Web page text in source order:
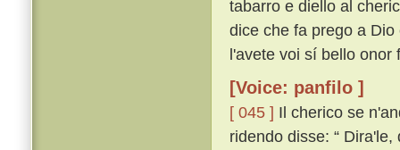
tabarro e diello al
dice che fa prego a
l'avete voi sí bello onor
[Voice: panfilo ]
[ 045 ] Il cherico se
ridendo disse: “